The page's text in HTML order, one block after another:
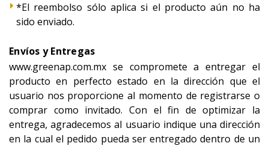
*El reembolso sólo aplica si el producto aún no ha
sido enviado.
Envíos y Entregas
www.greenap.com.mx se compromete a entregar el
producto en perfecto estado en la dirección que el
usuario nos proporcione al momento de registrarse o
comprar como invitado. Con el fin de optimizar la
entrega, agradecemos al usuario indique una dirección
en la cual el pedido pueda ser entregado dentro de un